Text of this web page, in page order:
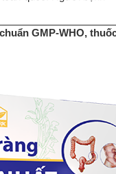
GMP-WHO,